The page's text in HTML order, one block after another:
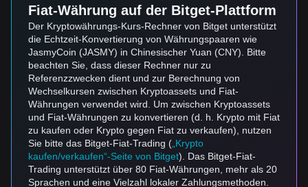
Fiat-Währung auf der Bitget-Plattform
Der Kryptowährungs-Kurs-Rechner von Bitget unterstützt
die Echtzeit-Konvertierung von Währungspaaren wie
JasmyCoin (JASMY) in Chinesischer Yuan (CNY). Bitte
beachten Sie, dass dieser Rechner nur zu
Referenzzwecken dient und zur Berechnung von
Wechselkursen zwischen Kryptoassets und Fiat-
Währungen verwendet wird. Um zwischen Kryptoassets
und Fiat-Währungen zu konvertieren (d. h. Krypto mit Fiat
zu kaufen oder Krypto gegen Fiat zu verkaufen), nutzen
Sie bitte das Bitget-Fiat-Trading ( „Krypto
kaufen/verkaufen“-Seite von Bitget). Das Bitget-Fiat-
Trading unterstützt über 80 Fiat-Währungen, mehr als 20
Sprachen und eine Vielzahl lokaler Zahlungsmethoden.